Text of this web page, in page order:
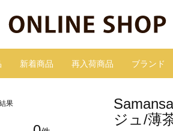
新着商品 再入荷商品 ブランド
果
ジュ/薄